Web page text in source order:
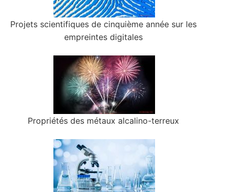
Projets scientifiques de cinquième année sur les
empreintes digitales
Propriétés des métaux alcalino-terreux